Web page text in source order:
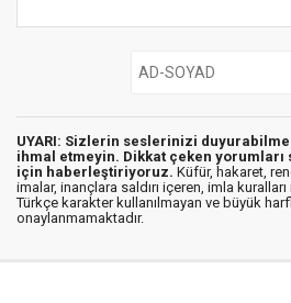
UYARI: Sizlerin seslerinizi
ihmal etmeyin. Dikkat çeken
için haberleştiriyoruz. Küfür, hakaret,
imalar, inançlara saldırı içeren, imla kuralları
Türkçe karakter kullanılmayan ve büyük
onaylanmamaktadır.